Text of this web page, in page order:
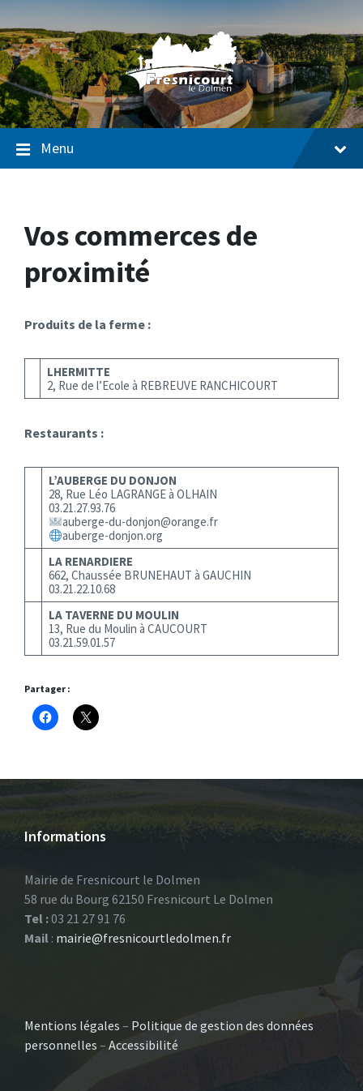
Passer
contenu
Passer
la
navigation
Passer
pied
de
page
Menu
Vos commerces de
proximité
Produits de la ferme :
LHERMITTE
2, Rue de l’Ecole à REBREUVE RANCHICOURT
Restaurants :
L’AUBERGE DU DONJON
28, Rue Léo LAGRANGE à OLHAIN
03.21.27.93.76
auberge-du-donjon@orange.fr
auberge-donjon.org
LA RENARDIERE
662, Chaussée BRUNEHAUT à GAUCHIN
03.21.22.10.68
LA TAVERNE DU MOULIN
13, Rue du Moulin à CAUCOURT
03.21.59.01.57
Partager :
Informations
Mairie de Fresnicourt le Dolmen
58 rue du Bourg 62150 Fresnicourt Le Dolmen
Tel :03 21 27 91 76
Mail : mairie@fresnicourtledolmen.fr
Mentions légales – Politique de gestion des données
personnelles – Accessibilité